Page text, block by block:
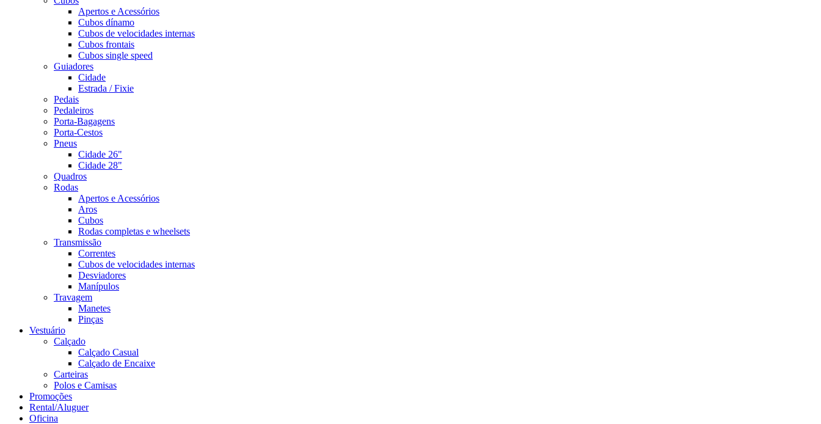
Apertos e Acessórios
Cubos dínamo
Cubos de velocidades internas
Cubos frontais
Cubos single speed
Guiadores
Cidade
Estrada / Fixie
Pedais
Pedaleiros
Porta-Bagagens
Porta-Cestos
Pneus
Cidade 26"
Cidade 28"
Quadros
Rodas
Apertos e Acessórios
Aros
Cubos
Rodas completas e wheelsets
Transmissão
Correntes
Cubos de velocidades internas
Desviadores
Manípulos
Travagem
Manetes
Pinças
Vestuário
Calçado
Calçado Casual
Calçado de Encaixe
Carteiras
Polos e Camisas
Promoções
Rental/Aluguer
Oficina